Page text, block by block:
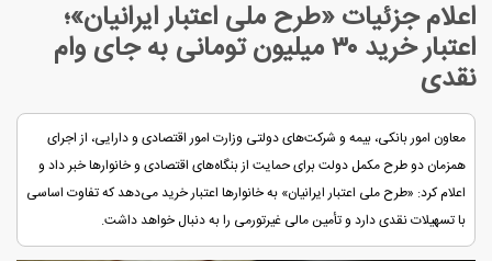
اعلام جزئیات «طرح ملی اعتبار ایرانیان»؛
اعتبار خرید ۳۰ میلیون تومانی به جای وام
نقدی
معاون امور بانکی، بیمه و شرکت‌های دولتی وزارت امور اقتصادی و دارایی، از اجرای
همزمان دو طرح مکمل دولت برای حمایت از بنگاه‌های اقتصادی و خانوارها خبر داد و
اعلام کرد: «طرح ملی اعتبار ایرانیان» به خانوارها اعتبار خرید می‌دهد که تفاوت اساسی
با تسهیلات نقدی دارد و تأمین مالی غیرتورمی را به دنبال خواهد داشت.